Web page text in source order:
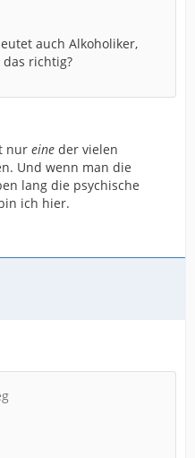
auch Alkoholiker,
richtig?
nur eine der vielen
Und wenn man die
lang die psychische
ich hier.